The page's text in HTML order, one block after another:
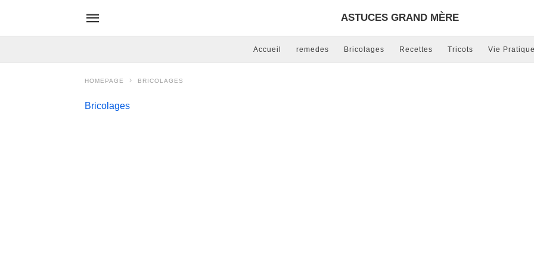
ASTUCES GRAND MÈRE
Accueil remedes Bricolages Recettes Tricots Vie Pratique
HOMEPAGE BRICOLAGES
Bricolages